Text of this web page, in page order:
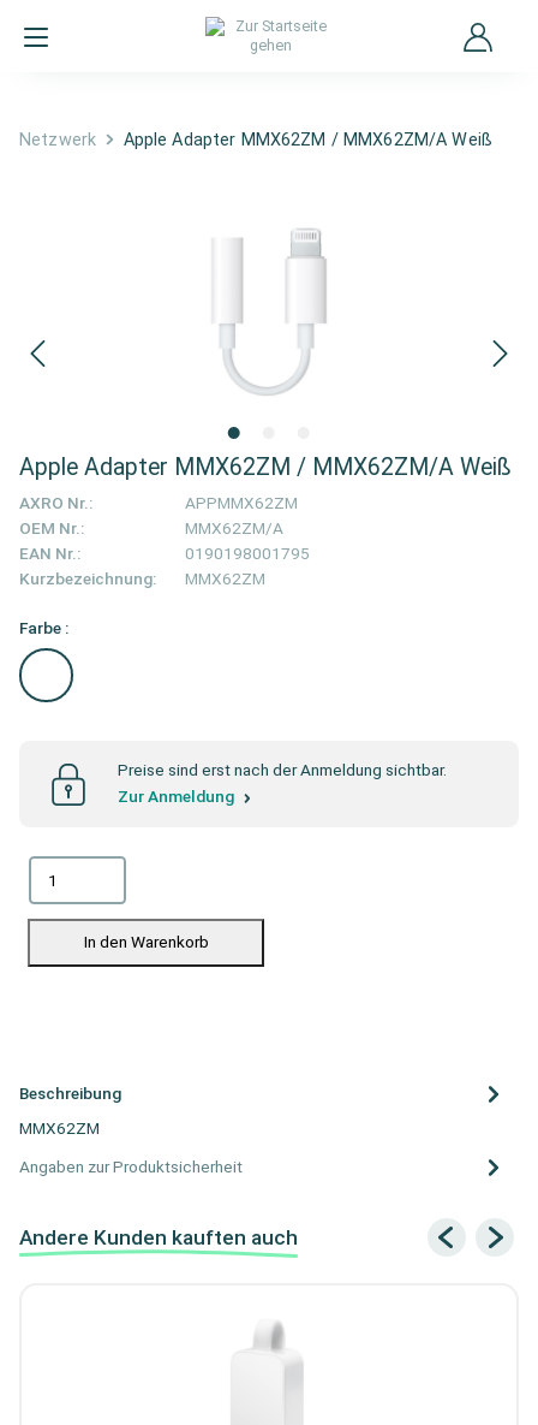
Netzwerk Apple Adapter MMX62ZM / MMX62ZM/A Weiß
Apple Adapter MMX62ZM / MMX62ZM/A Weiß
AXRO Nr.:
APPMMX62ZM
OEM Nr.:
MMX62ZM/A
EAN Nr.:
0190198001795
Kurzbezeichnung:
MMX62ZM
Farbe :
Preise sind erst nach der Anmeldung sichtbar.
Zur Anmeldung
In den Warenkorb
Beschreibung
MMX62ZM
Angaben zur Produktsicherheit
Andere Kunden kauften auch